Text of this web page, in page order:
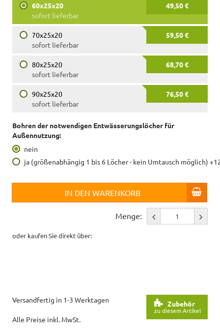
60x25x20
49,50 €
sofort lieferbar
70x25x20
59,50 €
sofort lieferbar
80x25x20
68,70 €
sofort lieferbar
90x25x20
76,50 €
sofort lieferbar
Bohren der notwendigen Entwässerungslöcher für
Außennutzung:
nein
ja (größenabhängig 1 bis 6 Löcher - kein Umtausch möglich)
IN DEN WARENKORB
Menge:
oder kaufen Sie direkt über:
Zubehör
zu diesem Artikel
Versandfertig in 1-3 Werktagen
Alle Preise inkl. MwSt.